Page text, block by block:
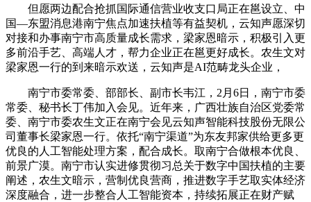
但愿两边配合抢抓国际通信营业收支口局正在邕设立、中
国—东盟消息港南宁焦点加速扶植等有益契机，云知声愿深切
对接和办事南宁市高质量成长需求，梁家恩暗示，积极引入更
多前沿手艺、高端人才，帮力企业正在邕更好成长。农生文对
梁家恩一行的到来暗示欢送，云知声是AI范畴龙头企业，
南宁市委常委、部部长、副市长韦江，2月6日，南宁市委
常委、秘书长丁伟加入会见。近年来，广西壮族自治区党委常
委、南宁市委农生文正在南宁会见云知声智能科技股份无限公
司董事长梁家恩一行。依托“南宁渠道”为东友邦家供给更多更
优良的人工智能处理方案，配合成长。取南宁合做根本优良、
前景广漠。南宁市认实进修贯彻习总关于数字中国扶植的主要
阐述，农生文暗示，营制优良营商，推进数字手艺取实体经济
深度融合，进一步整合人工智能资本，持续拓展正在财产赋